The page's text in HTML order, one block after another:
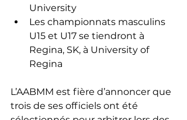
University
Les championnats masculins
U15 et U17 se tiendront à
Regina, SK, à University of
Regina
L’AABMM est fière d’annoncer que
trois de ses officiels ont été